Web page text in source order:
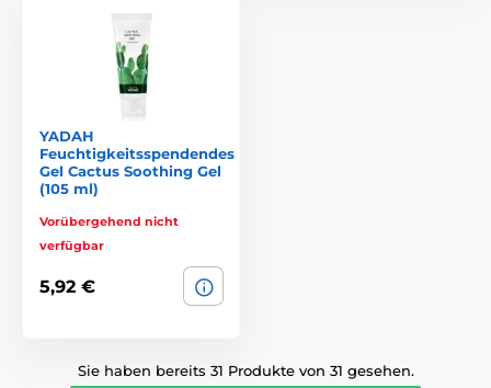
YADAH
Feuchtigkeitsspendendes
Gel Cactus Soothing Gel
(105 ml)
Vorübergehend nicht
verfügbar
5,92 €
Sie haben bereits 31 Produkte von 31 gesehen.